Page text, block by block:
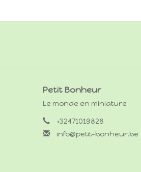
Petit Bonheur
Le monde en miniature
+32471019828
info@petit-bonheur.be